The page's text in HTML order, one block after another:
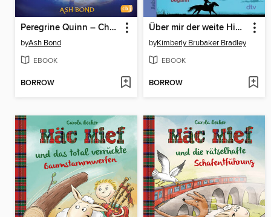
Peregrine Quinn – Chaos auf dem Olymp
byAsh Bond
EBOOK
BORROW
Über mir der weite Himmel
byKimberly Brubaker Bradley
EBOOK
BORROW